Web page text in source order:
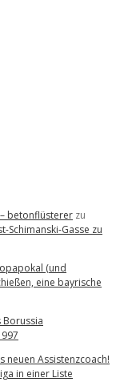
– betonflüsterer zu
Schimanski-Gasse zu
(und
eine bayrische
Borussia
neuen Assistenzcoach!
in einer Liste